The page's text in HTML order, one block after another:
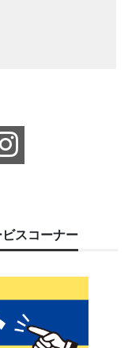
スコーナー